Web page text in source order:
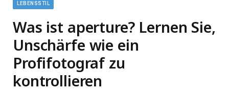
LEBENSSTIL
Was ist aperture? Lernen Sie,
Unschärfe wie ein
Profifotograf zu
kontrollieren